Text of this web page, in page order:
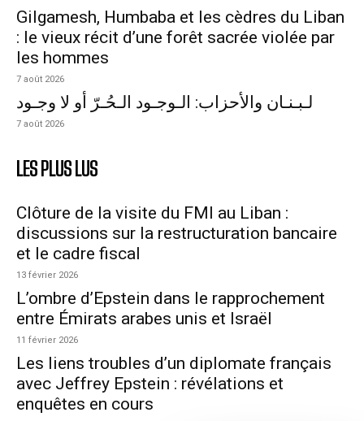
Gilgamesh, Humbaba et les cèdres du Liban
: le vieux récit d’une forêt sacrée violée par
les hommes
7 août 2026
لـبـنـان والأحزاب: الـوجـود الـحُـرّ أو لا وجـود
7 août 2026
LES PLUS LUS
Clôture de la visite du FMI au Liban :
discussions sur la restructuration bancaire
et le cadre fiscal
13 février 2026
L’ombre d’Epstein dans le rapprochement
entre Émirats arabes unis et Israël
11 février 2026
Les liens troubles d’un diplomate français
avec Jeffrey Epstein : révélations et
enquêtes en cours